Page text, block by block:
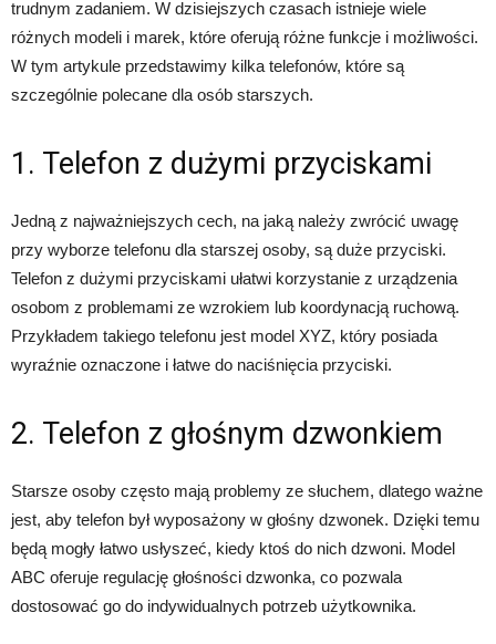
trudnym zadaniem. W dzisiejszych czasach istnieje wiele
różnych modeli i marek, które oferują różne funkcje i możliwości.
W tym artykule przedstawimy kilka telefonów, które są
szczególnie polecane dla osób starszych.
1. Telefon z dużymi przyciskami
Jedną z najważniejszych cech, na jaką należy zwrócić uwagę
przy wyborze telefonu dla starszej osoby, są duże przyciski.
Telefon z dużymi przyciskami ułatwi korzystanie z urządzenia
osobom z problemami ze wzrokiem lub koordynacją ruchową.
Przykładem takiego telefonu jest model XYZ, który posiada
wyraźnie oznaczone i łatwe do naciśnięcia przyciski.
2. Telefon z głośnym dzwonkiem
Starsze osoby często mają problemy ze słuchem, dlatego ważne
jest, aby telefon był wyposażony w głośny dzwonek. Dzięki temu
będą mogły łatwo usłyszeć, kiedy ktoś do nich dzwoni. Model
ABC oferuje regulację głośności dzwonka, co pozwala
dostosować go do indywidualnych potrzeb użytkownika.